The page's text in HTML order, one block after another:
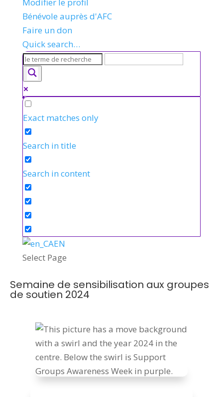
Bénévole auprès d'AFC
Faire un don
Quick search…
Exact matches only
Search in title
Search in content
EN
Select Page
Semaine de sensibilisation aux groupes
de soutien 2024